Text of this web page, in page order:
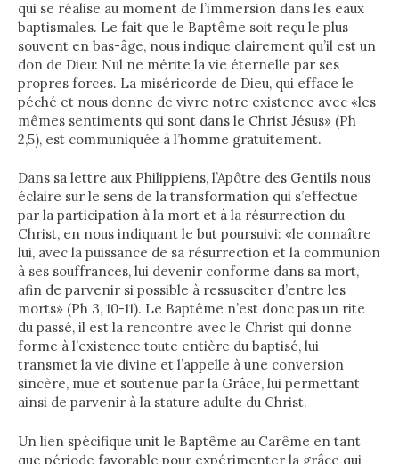
qui se réalise au moment de l’immersion dans les eaux
baptismales. Le fait que le Baptême soit reçu le plus
souvent en bas-âge, nous indique clairement qu’il est un
don de Dieu: Nul ne mérite la vie éternelle par ses
propres forces. La miséricorde de Dieu, qui efface le
péché et nous donne de vivre notre existence avec «les
mêmes sentiments qui sont dans le Christ Jésus» (Ph
2,5), est communiquée à l’homme gratuitement.
Dans sa lettre aux Philippiens, l’Apôtre des Gentils nous
éclaire sur le sens de la transformation qui s’effectue
par la participation à la mort et à la résurrection du
Christ, en nous indiquant le but poursuivi: «le connaître
lui, avec la puissance de sa résurrection et la communion
à ses souffrances, lui devenir conforme dans sa mort,
afin de parvenir si possible à ressusciter d’entre les
morts» (Ph 3, 10-11). Le Baptême n’est donc pas un rite
du passé, il est la rencontre avec le Christ qui donne
forme à l’existence toute entière du baptisé, lui
transmet la vie divine et l’appelle à une conversion
sincère, mue et soutenue par la Grâce, lui permettant
ainsi de parvenir à la stature adulte du Christ.
Un lien spécifique unit le Baptême au Carême en tant
que période favorable pour expérimenter la grâce qui